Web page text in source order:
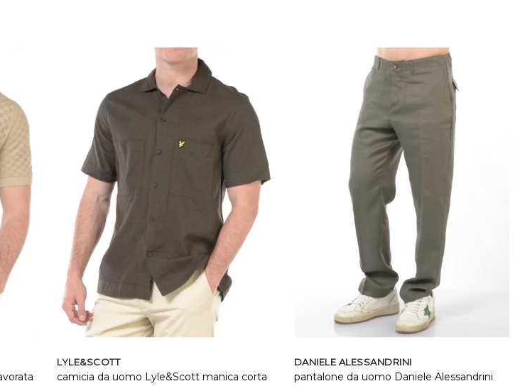
LYLE&SCOTT
camicia da uomo Lyle&Scott manica corta
DANIELE ALESSANDRINI
pantalone da uomo Daniele Alessandrini